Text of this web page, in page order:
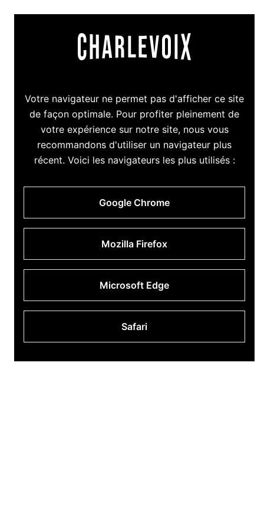
Votre navigateur ne permet pas d'afficher ce site
de façon optimale. Pour profiter pleinement de
votre expérience sur notre site, nous vous
recommandons d'utiliser un navigateur plus
récent. Voici les navigateurs les plus utilisés :
Google Chrome
Mozilla Firefox
Microsoft Edge
Safari